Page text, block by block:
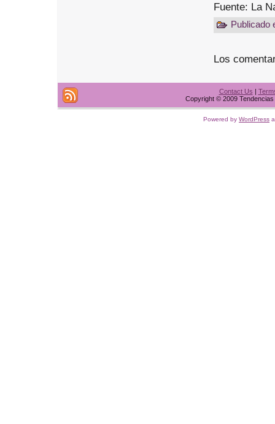
Fuente: La
Publicado
Los
Contact Us |
Copyright © 2009
Powered by WordPress